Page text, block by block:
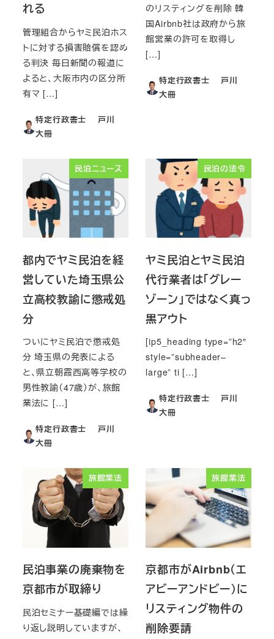
れる
管理組合からヤミ民泊ホス
トに対する損害賠償を認め
る判決 毎日新聞の報道に
よると、大阪市内の区分所
有マ […]
特定行政書士 戸川
大冊
のリスティングを削除 韓
国Airbnb社は政府から旅
館営業の許可を取得し
[…]
特定行政書士 戸川
大冊
民泊ニュース
都内でヤミ民泊を経
営していた埼玉県公
立高校教諭に懲戒処
分
ついにヤミ民泊で懲戒処
分 埼玉県の発表による
と、県立朝霞西高等学校の
男性教諭（47歳）が、旅館
業法に […]
特定行政書士 戸川
大冊
民泊の法令
ヤミ民泊とヤミ民泊
代行業者は「グレー
ゾーン」ではなく真っ
黒アウト
[ip5_heading type=”h2″
style=”subheader–
large” ti […]
特定行政書士 戸川
大冊
旅館業法
民泊事業の廃棄物を
京都市が取締り
民泊セミナー基礎編では繰
り返し説明していますが、
旅館業法
京都市がAirbnb（エ
アビーアンドビー）に
リスティング物件の
削除要請